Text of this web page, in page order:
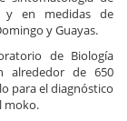
y en medidas de
y Guayas.
de Biología
alrededor de 650
para el diagnóstico
moko.